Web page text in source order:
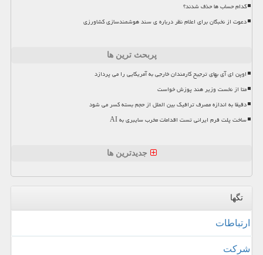
کدام حساب ها حذف شدند؟
دعوت از نخبگان برای اعلام نظر درباره ی سند هوشمندسازی کشاورزی
پربحث ترین ها
اوپن ای آی بهای ترجیح کارمندان خارجی به آمریکایی را می پردازد
متا از نخست وزیر هند پوزش خواست
دقیقا به اندازه مصرف ترافیک بین الملل از حجم بسته کسر می شود
ساخت پلت فرم ایرانی تست اقدامات مخرب سایبری به AI
جدیدترین ها
تگها
ارتباطات
شركت